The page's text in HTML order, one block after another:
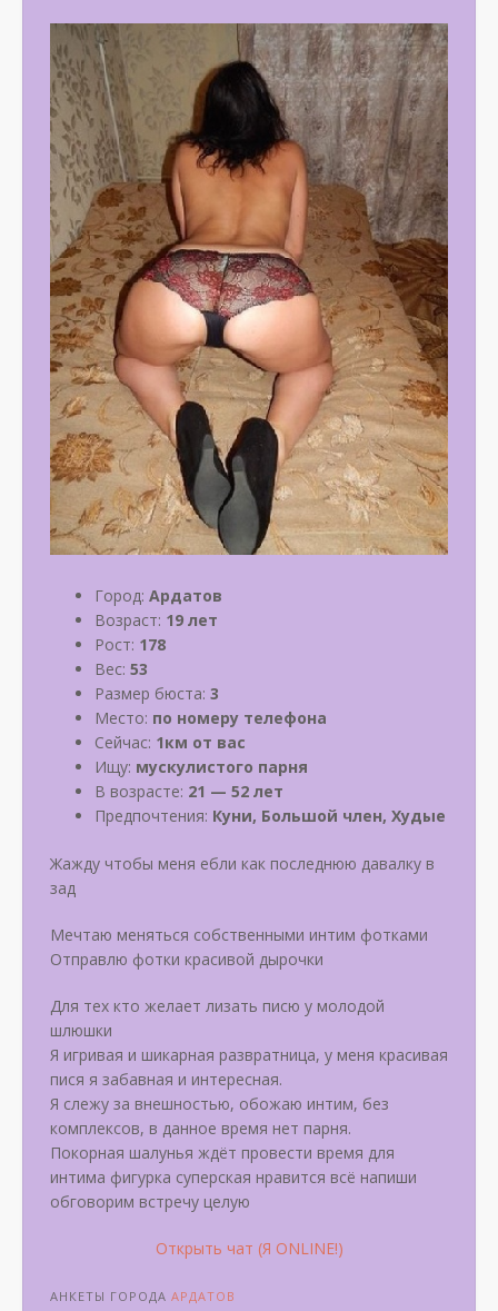
Город: Ардатов
Возраст: 19 лет
Рост: 178
Вес: 53
Размер бюста: 3
Место: по номеру телефона
Сейчас: 1км от вас
Ищу: мускулистого парня
В возрасте: 21 — 52 лет
Предпочтения: Куни, Большой член, Худые
Жажду чтобы меня ебли как последнюю давалку в
зад
Мечтаю меняться собственными интим фотками
Отправлю фотки красивой дырочки
Для тех кто желает лизать писю у молодой
шлюшки
Я игривая и шикарная развратница, у меня красивая
пися я забавная и интересная.
Я слежу за внешностью, обожаю интим, без
комплексов, в данное время нет парня.
Покорная шалунья ждёт провести время для
интима фигурка суперская нравится всё напиши
обговорим встречу целую
Открыть чат (Я ONLINE!)
АНКЕТЫ ГОРОДА АРДАТОВ